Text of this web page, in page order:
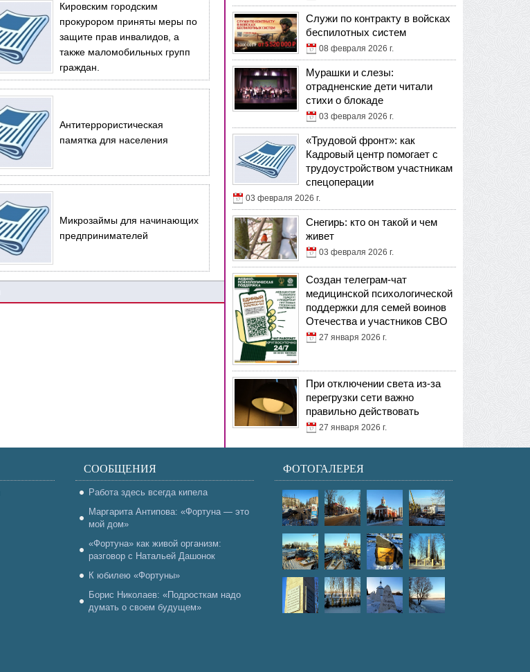
Кировским городским
прокурором приняты меры по
защите прав инвалидов, а
также маломобильных групп
граждан.
Антитеррористическая
памятка для населения
Микрозаймы для начинающих
предпринимателей
Служи по контракту в войсках
беспилотных систем
08 февраля 2026 г.
Мурашки и слезы:
отрадненские дети читали
стихи о блокаде
03 февраля 2026 г.
«Трудовой фронт»: как
Кадровый центр помогает с
трудоустройством участникам
спецоперации
03 февраля 2026 г.
Снегирь: кто он такой и чем
живет
03 февраля 2026 г.
Создан телеграм-чат
медицинской психологической
поддержки для семей воинов
Отечества и участников СВО
27 января 2026 г.
При отключении света из-за
перегрузки сети важно
правильно действовать
27 января 2026 г.
СООБЩЕНИЯ
Работа здесь всегда кипела
Маргарита Антипова: «Фортуна — это
мой дом»
«Фортуна» как живой организм:
разговор с Натальей Дашонок
К юбилею «Фортуны»
Борис Николаев: «Подросткам надо
думать о своем будущем»
ФОТОГАЛЕРЕЯ